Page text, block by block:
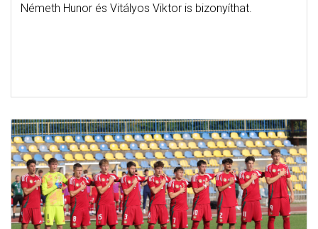
Németh Hunor és Vitályos Viktor is bizonyíthat.